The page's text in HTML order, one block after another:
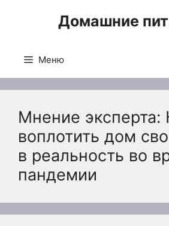
Домашние
Меню
Мнение эксперта:
воплотить дом
в реальность во
пандемии